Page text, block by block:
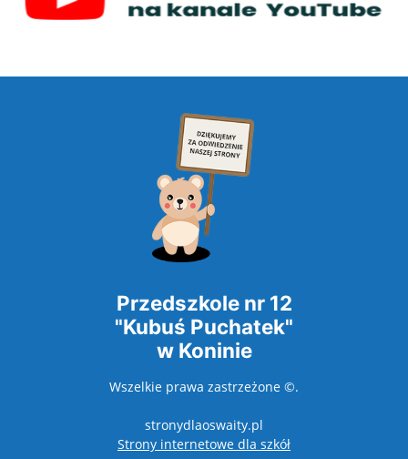
Przedszkole nr 12
"Kubuś Puchatek"
w Koninie
Wszelkie prawa zastrzeżone ©.
stronydlaoswaity.pl
Strony internetowe dla szkółotwiera się w